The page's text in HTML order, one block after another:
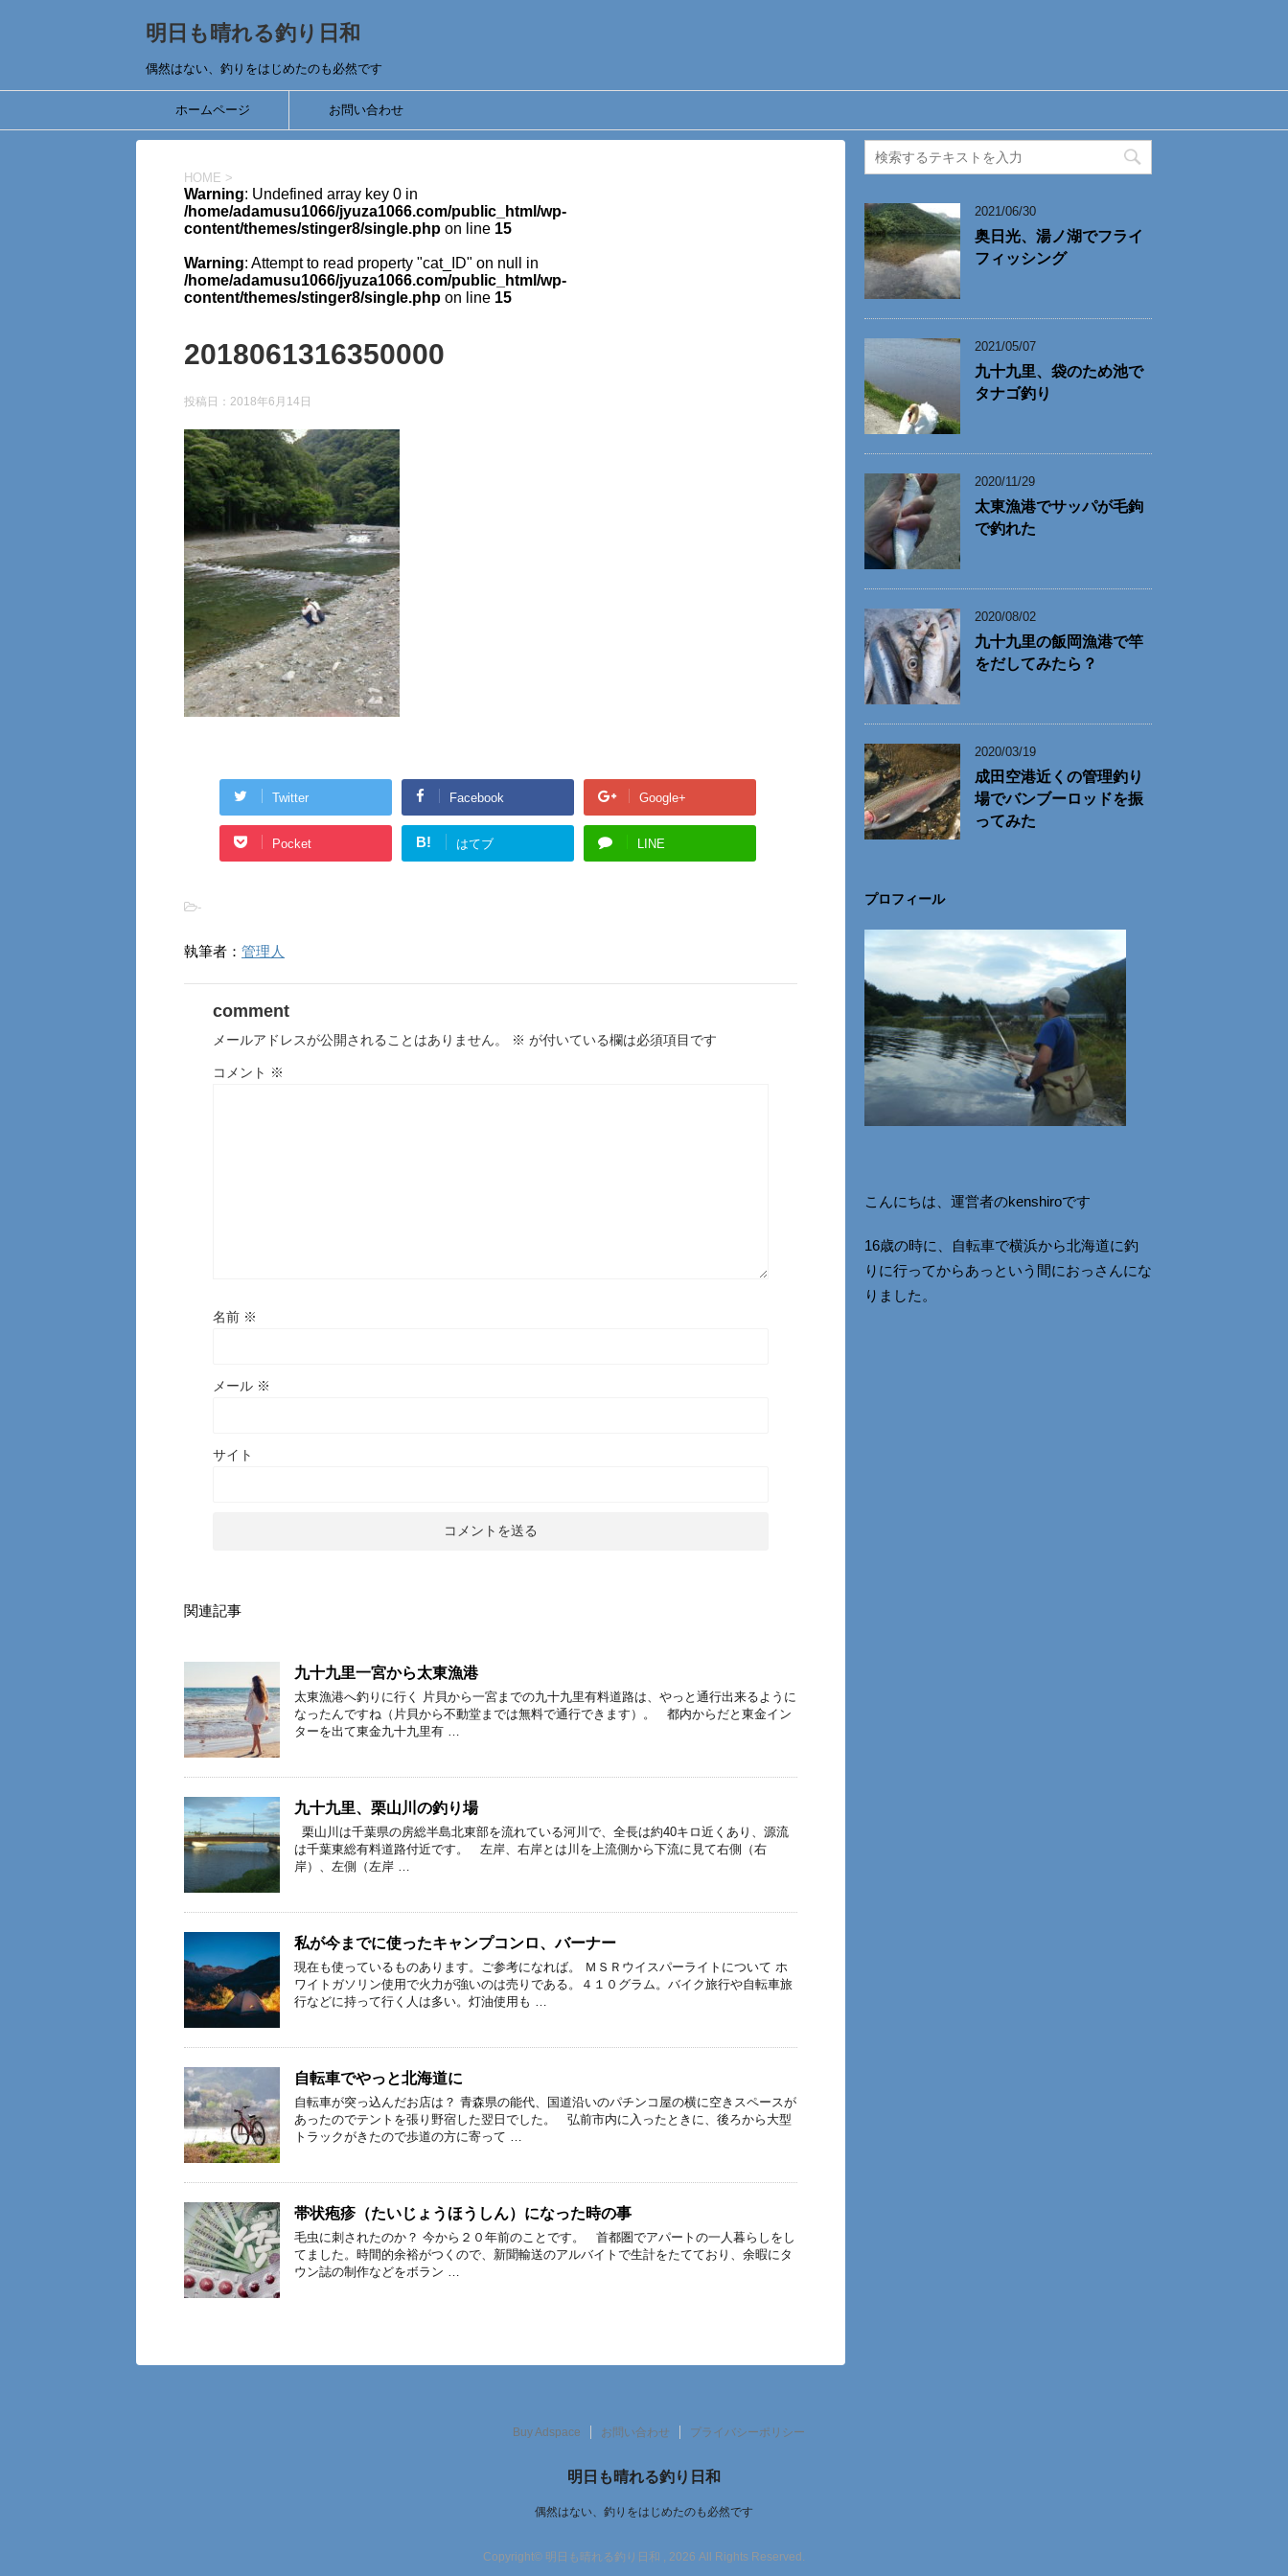
明日も晴れる釣り日和
偶然はない、釣りをはじめたのも必然です
ホームページ お問い合わせ
HOME >
Warning: Undefined array key 0 in
/home/adamusu1066/jyuza1066.com/public_html/wp-
content/themes/stinger8/single.php on line 15
Warning: Attempt to read property "cat_ID" on null in
/home/adamusu1066/jyuza1066.com/public_html/wp-
content/themes/stinger8/single.php on line 15
2018061316350000
投稿日： 2018年6月14日
Twitter Facebook Google+
Pocket B! はてブ LINE
-
執筆者： 管理人
comment
メールアドレスが公開されることはありません。 ※ が付いている欄は必須項目です
コメント ※
名前 ※
メール ※
サイト
関連記事
九十九里一宮から太東漁港
太東漁港へ釣りに行く 片貝から一宮までの九十九里有料道路は、やっと通行出来るように
なったんですね（片貝から不動堂までは無料で通行できます）。 都内からだと東金イン
ターを出て東金九十九里有 …
九十九里、栗山川の釣り場
栗山川は千葉県の房総半島北東部を流れている河川で、全長は約40キロ近くあり、源流
は千葉東総有料道路付近です。 左岸、右岸とは川を上流側から下流に見て右側（右
岸）、左側（左岸 …
私が今までに使ったキャンプコンロ、バーナー
現在も使っているものあります。ご参考になれば。 ＭＳＲウイスパーライトについて ホ
ワイトガソリン使用で火力が強いのは売りである。４１０グラム。バイク旅行や自転車旅
行などに持って行く人は多い。灯油使用も …
自転車でやっと北海道に
自転車が突っ込んだお店は？ 青森県の能代、国道沿いのパチンコ屋の横に空きスペースが
あったのでテントを張り野宿した翌日でした。 弘前市内に入ったときに、後ろから大型
トラックがきたので歩道の方に寄って …
帯状疱疹（たいじょうほうしん）になった時の事
毛虫に刺されたのか？ 今から２０年前のことです。 首都圏でアパートの一人暮らしをし
てました。時間的余裕がつくので、新聞輸送のアルバイトで生計をたてており、余暇にタ
ウン誌の制作などをボラン …
2021/06/30
奥日光、湯ノ湖でフライ
フィッシング
2021/05/07
九十九里、袋のため池で
タナゴ釣り
2020/11/29
太東漁港でサッパが毛鉤
で釣れた
2020/08/02
九十九里の飯岡漁港で竿
をだしてみたら？
2020/03/19
成田空港近くの管理釣り
場でバンブーロッドを振
ってみた
プロフィール
こんにちは、運営者のkenshiroです
16歳の時に、自転車で横浜から北海道に釣
りに行ってからあっという間におっさんにな
りました。
Buy Adspace お問い合わせ プライバシーポリシー
明日も晴れる釣り日和
偶然はない、釣りをはじめたのも必然です
Copyright© 明日も晴れる釣り日和 , 2026 All Rights Reserved.